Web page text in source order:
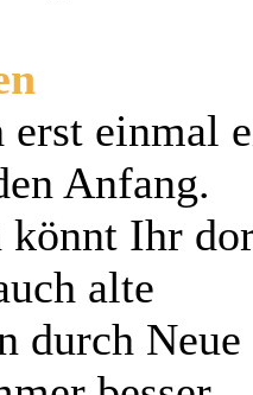
einmal
Anfang.
könnt Ihr
alte
Neue